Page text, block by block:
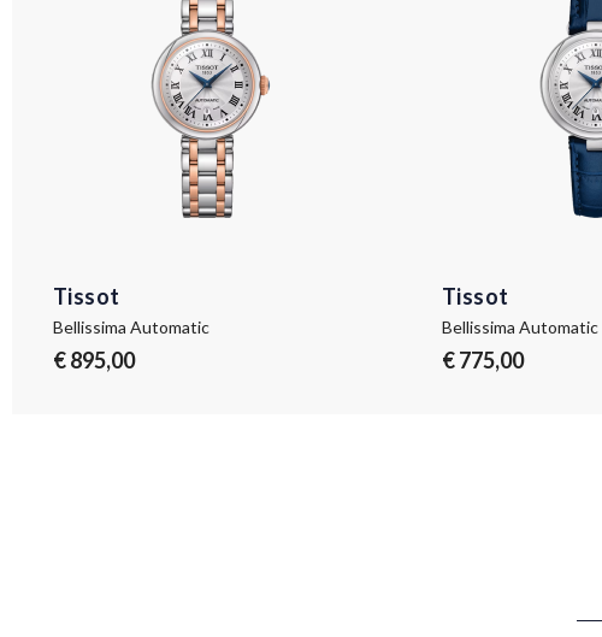
Tissot
Bellissima Automatic
€ 895,00
Tissot
Bellissima Automatic
€ 775,00